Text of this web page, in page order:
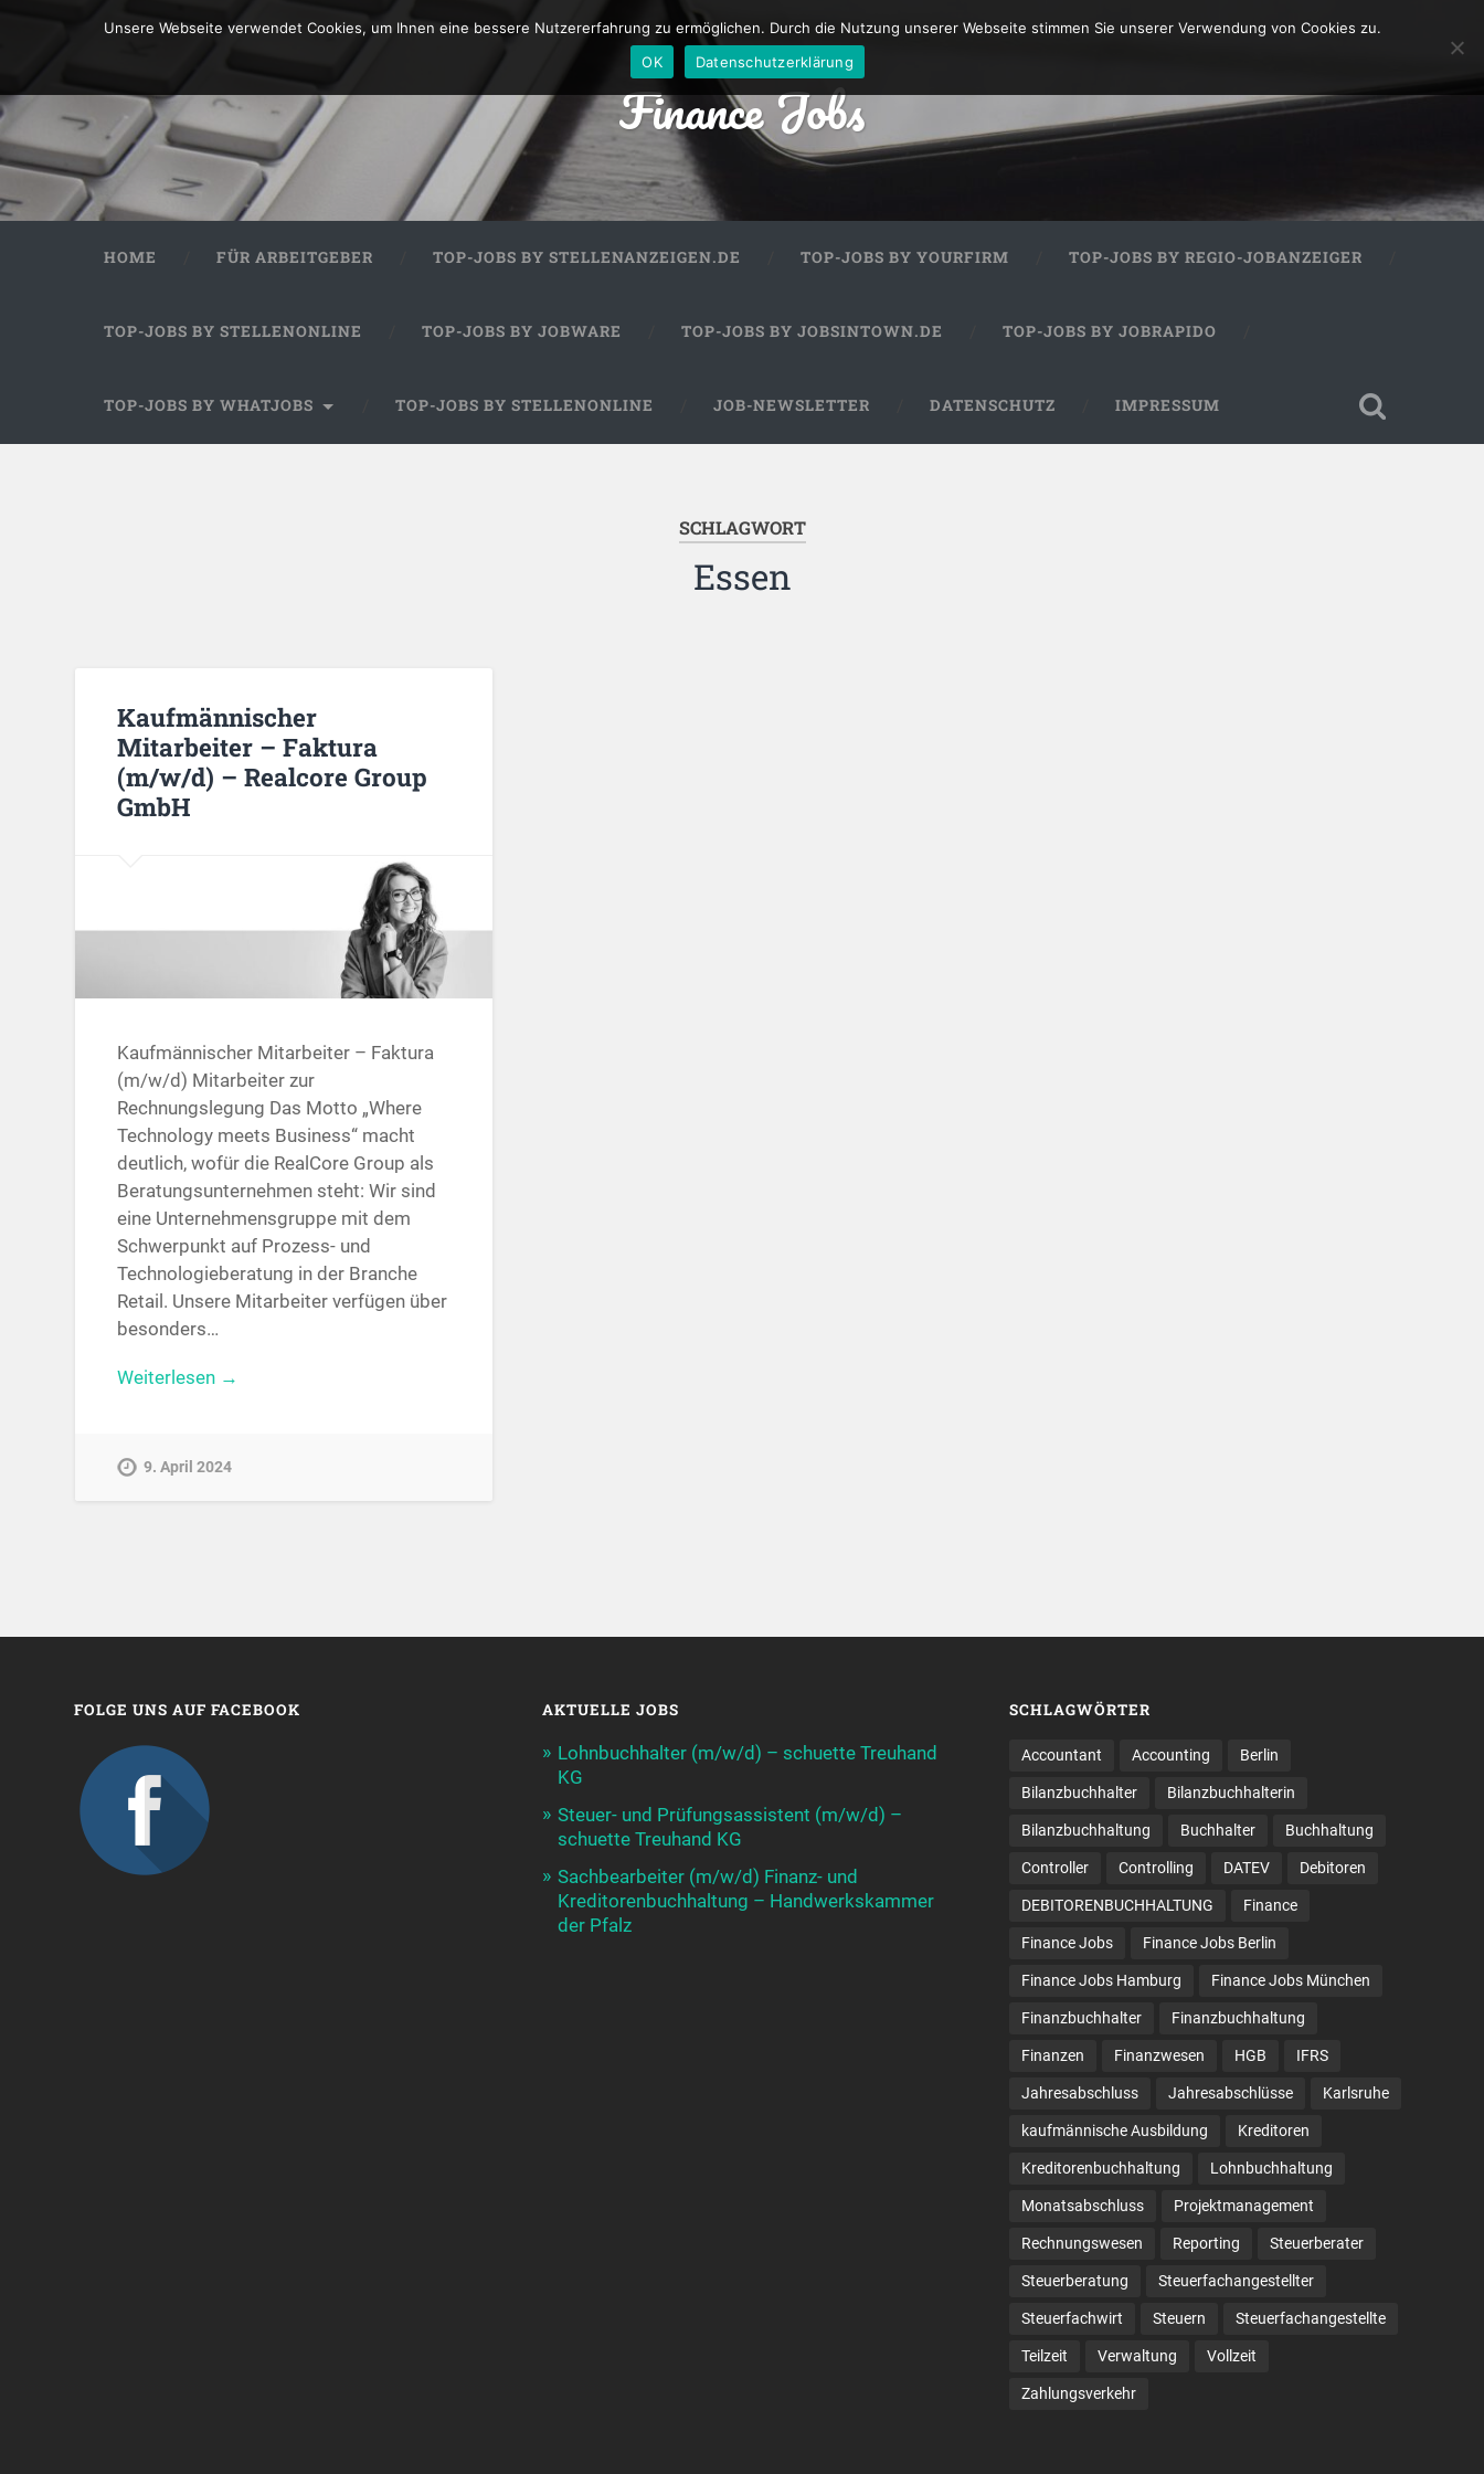
Finance Jobs
HOME FÜR ARBEITGEBER TOP-JOBS BY STELLENANZEIGEN.DE TOP-JOBS BY YOURFIRM TOP-JOBS BY REGIO-JOBANZEIGER
TOP-JOBS BY STELLENONLINE TOP-JOBS BY JOBWARE TOP-JOBS BY JOBSINTOWN.DE TOP-JOBS BY JOBRAPIDO
TOP-JOBS BY WHATJOBS TOP-JOBS BY STELLENONLINE JOB-NEWSLETTER DATENSCHUTZ IMPRESSUM
SCHLAGWORT
Essen
Kaufmännischer
Mitarbeiter – Faktura
(m/w/d) – Realcore Group
GmbH
Kaufmännischer Mitarbeiter – Faktura
(m/w/d) Mitarbeiter zur
Rechnungslegung Das Motto „Where
Technology meets Business“ macht
deutlich, wofür die RealCore Group als
Beratungsunternehmen steht: Wir sind
eine Unternehmensgruppe mit dem
Schwerpunkt auf Prozess- und
Technologieberatung in der Branche
Retail. Unsere Mitarbeiter verfügen über
besonders…
Weiterlesen →
9. April 2024
FOLGE UNS AUF FACEBOOK AKTUELLE JOBS
Lohnbuchhalter (m/w/d) – schuette Treuhand
KG
Steuer- und Prüfungsassistent (m/w/d) –
schuette Treuhand KG
Sachbearbeiter (m/w/d) Finanz- und
Kreditorenbuchhaltung – Handwerkskammer
der Pfalz
SCHLAGWÖRTER
Accountant Accounting Berlin
Bilanzbuchhalter Bilanzbuchhalterin
Bilanzbuchhaltung Buchhalter Buchhaltung
Controller Controlling DATEV Debitoren
DEBITORENBUCHHALTUNG Finance
Finance Jobs Finance Jobs Berlin
Finance Jobs Hamburg Finance Jobs München
Finanzbuchhalter Finanzbuchhaltung
Finanzen Finanzwesen HGB IFRS
Jahresabschluss Jahresabschlüsse Karlsruhe
kaufmännische Ausbildung Kreditoren
Kreditorenbuchhaltung Lohnbuchhaltung
Monatsabschluss Projektmanagement
Rechnungswesen Reporting Steuerberater
Steuerberatung Steuerfachangestellter
Steuerfachwirt Steuern Steuer­fach­ange­stellte
Teilzeit Verwaltung Vollzeit
Zahlungsverkehr
Unsere Webseite verwendet Cookies, um Ihnen eine bessere Nutzererfahrung zu ermöglichen. Durch die Nutzung unserer Webseite stimmen Sie unserer Verwendung von Cookies zu.
OK
Datenschutzerklärung